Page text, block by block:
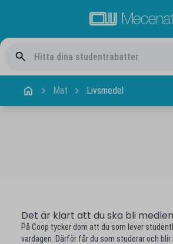
Mat Livsmedel
Det är klart att du ska bli
På Coop tycker dom att du som lever
vardagen. Därför får du som studerar och blir